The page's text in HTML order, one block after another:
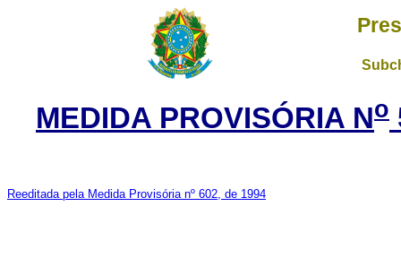
MEDIDA PROVISÓRIA No
Reeditada pela Medida Provisória nº 602, de 1994